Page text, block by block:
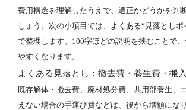
費用構造を理解したうえで、適正かどうかを判
しょう。次の小項目では、よくある“見落としポ
で整理します。100字ほどの説明を挟むことで
やすくなります。
よくある見落とし：撤去費・養生費・搬
既存解体・撤去費、廃材処分費、共用部養生、
えない場合の手運び費などは、後から増額にな